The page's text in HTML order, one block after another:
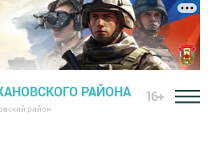
РАЙОНА
район
16+